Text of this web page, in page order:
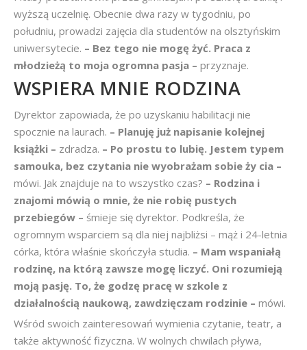
wyższą uczelnię. Obecnie dwa razy w tygodniu, po
południu, prowadzi zajęcia dla studentów na olsztyńskim
uniwersytecie. – Bez tego nie mogę żyć. Praca z
młodzieżą to moja ogromna pasja – przyznaje.
WSPIERA MNIE RODZINA
Dyrektor zapowiada, że po uzyskaniu habilitacji nie
spocznie na laurach. – Planuję już napisanie kolejnej
książki – zdradza. – Po prostu to lubię. Jestem typem
samouka, bez czytania nie wyobrażam sobie ży cia –
mówi. Jak znajduje na to wszystko czas? – Rodzina i
znajomi mówią o mnie, że nie robię pustych
przebiegów – śmieje się dyrektor. Podkreśla, że
ogromnym wsparciem są dla niej najbliżsi – mąż i 24-letnia
córka, która właśnie skończyła studia. – Mam wspaniałą
rodzinę, na którą zawsze mogę liczyć. Oni rozumieją
moją pasję. To, że godzę pracę w szkole z
działalnością naukową, zawdzięczam rodzinie – mówi.
Wśród swoich zainteresowań wymienia czytanie, teatr, a
także aktywność fizyczna. W wolnych chwilach pływa,